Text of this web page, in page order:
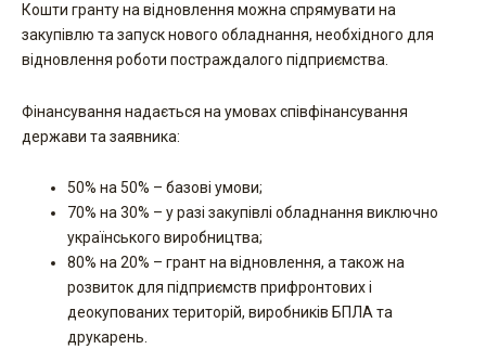
Кошти гранту на відновлення можна спрямувати на
закупівлю та запуск нового обладнання, необхідного для
відновлення роботи постраждалого підприємства.
Фінансування надається на умовах співфінансування
держави та заявника:
50% на 50% – базові умови;
70% на 30% – у разі закупівлі обладнання виключно
українського виробництва;
80% на 20% – грант на відновлення, а також на
розвиток для підприємств прифронтових і
деокупованих територій, виробників БПЛА та
друкарень.